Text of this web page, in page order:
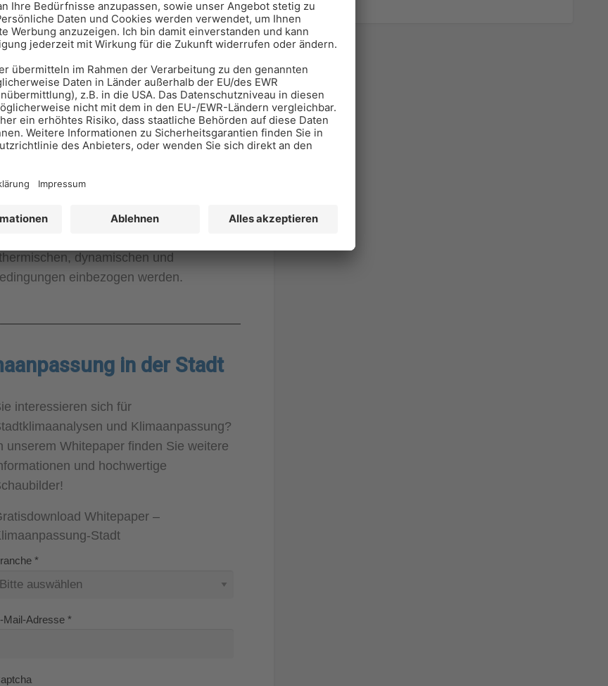
zu lokalisieren.
Bereiche heraus, die sich in ihren
Für den Komfort der Menschen in
Wahlmöglichkeiten wie z.B.
des Klimawandels und der damit
Verschattung und Kühlung zunehmend
wie z.B. Städte oder Landkreise
politisch festgelegten Stadtgrenzen.
dynamischen und
einbezogen werden.
in der Stadt
interessieren sich für
und Klimaanpassung?
unserem Whitepaper finden Sie weitere
und hochwertige
Whitepaper –
Stadt
*
Mail-Adresse *